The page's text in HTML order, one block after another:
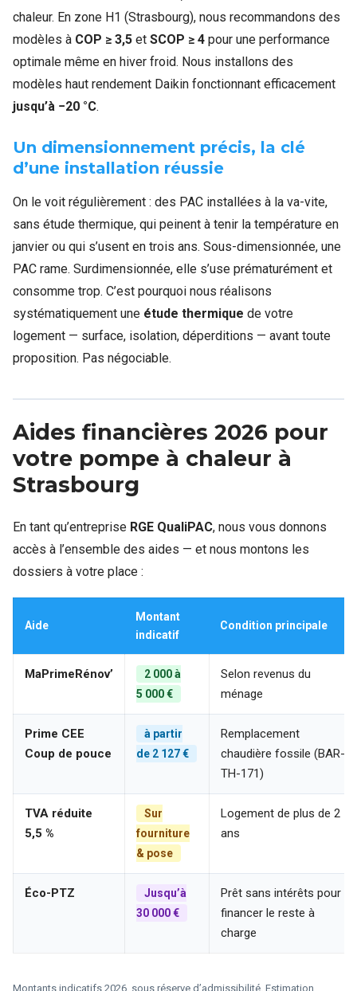
chaleur. En zone H1 (Strasbourg), nous recommandons des
modèles à COP ≥ 3,5 et SCOP ≥ 4 pour une performance
optimale même en hiver froid. Nous installons des
modèles haut rendement Daikin fonctionnant efficacement
jusqu’à −20 °C.
Un dimensionnement précis, la clé
d’une installation réussie
On le voit régulièrement : des PAC installées à la va-vite,
sans étude thermique, qui peinent à tenir la température en
janvier ou qui s’usent en trois ans. Sous-dimensionnée, une
PAC rame. Surdimensionnée, elle s’use prématurément et
consomme trop. C’est pourquoi nous réalisons
systématiquement une étude thermique de votre
logement — surface, isolation, déperditions — avant toute
proposition. Pas négociable.
Aides financières 2026 pour
votre pompe à chaleur à
Strasbourg
En tant qu’entreprise RGE QualiPAC, nous vous donnons
accès à l’ensemble des aides — et nous montons les
dossiers à votre place :
Aide
Montant
indicatif
Condition principale
MaPrimeRénov’
2 000 à
5 000 €
Selon revenus du
ménage
Prime CEE
Coup de pouce
à partir
de 2 127 €
Remplacement
chaudière fossile (BAR-
TH-171)
TVA réduite
5,5 %
Sur
fourniture
& pose
Logement de plus de 2
ans
Éco-PTZ
Jusqu’à
30 000 €
Prêt sans intérêts pour
financer le reste à
charge
Montants indicatifs 2026, sous réserve d’admissibilité. Estimation